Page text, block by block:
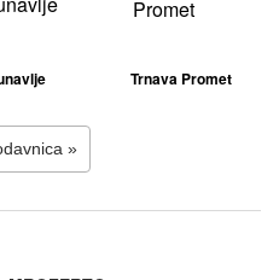
Trnava Promet
»